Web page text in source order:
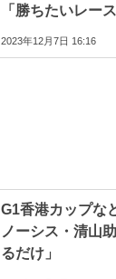
「勝ちたいレー
2023年12月7日 16:16
G1香港カップ
ノーシス・清山
るだけ」